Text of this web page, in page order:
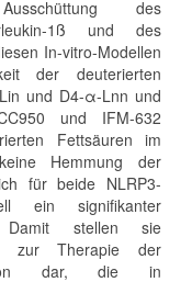
des
1ß und des
In-vitro-Modellen
der deuterierten
und D4-α-Lnn und
und IFM-632
Fettsäuren im
Hemmung der
für beide NLRP3-
ein signifikanter
Damit stellen sie
zur Therapie der
dar, die in